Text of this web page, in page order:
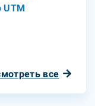
UTM
все